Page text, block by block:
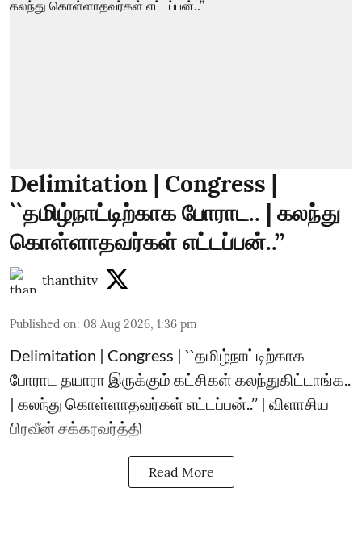
Delimitation | Congress |
``தமிழ்நாட்டிற்காக போராட.. | கலந்து
கொள்ளாதவர்கள் எட்டப்பன்..’’
thanthitv
Published on: 08 Aug 2026, 1:36 pm
Delimitation | Congress | ``தமிழ்நாட்டிற்காக
போராட தயாரா இருக்கும் கட்சிகள் கலந்துகிட்டாங்க..
| கலந்து கொள்ளாதவர்கள் எட்டப்பன்..’’ | விளாசிய
பிரவீன் சக்கரவர்த்தி
Read More